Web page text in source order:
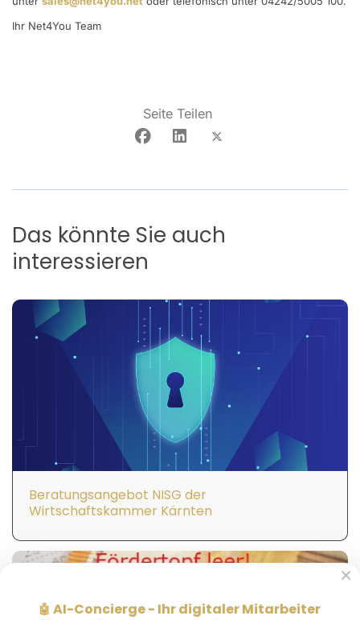
Ihr Net4You Team
Seite Teilen
Das könnte Sie auch
interessieren
Beratungsangebot NISG der
Wirtschaftskammer Kärnten
×
🤖 AI-Concierge - Ihr digitaler Mitarbeiter